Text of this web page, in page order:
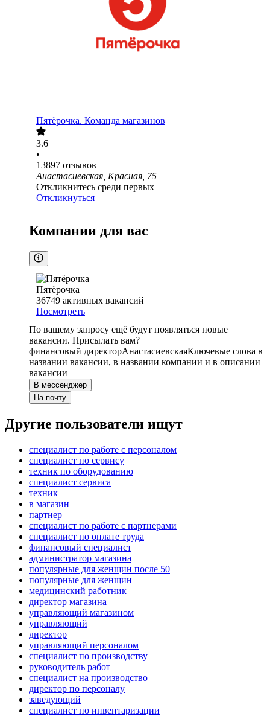
Пятёрочка. Команда магазинов
3.6
•
13897 отзывов
Анастасиевская, Красная, 75
Откликнитесь среди первых
Откликнуться
Компании для вас
Пятёрочка
36749 активных вакансий
Посмотреть
По вашему запросу ещё будут появляться новые
вакансии. Присылать вам?
финансовый директорАнастасиевскаяКлючевые слова в
названии вакансии, в названии компании и в описании
вакансии
В мессенджер
На почту
Другие пользователи ищут
специалист по работе с персоналом
специалист по сервису
техник по оборудованию
специалист сервиса
техник
в магазин
партнер
специалист по работе с партнерами
специалист по оплате труда
финансовый специалист
администратор магазина
популярные для женщин после 50
популярные для женщин
медицинский работник
директор магазина
управляющий магазином
управляющий
директор
управляющий персоналом
специалист по производству
руководитель работ
специалист на производство
директор по персоналу
заведующий
специалист по инвентаризации